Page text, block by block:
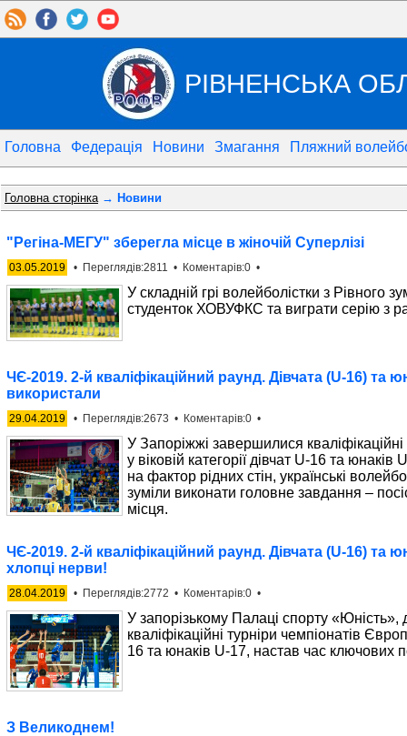
РІВНЕНСЬКА
Головна Федерація Новини Змагання Пляжний
Головна сторінка→ Новини
"Регіна-МЕГУ" зберегла місце в жіночій Суперлізі
03.05.2019 • Переглядів:2811 • Коментарів:0 •
У складній грі волейболістки з Рівного
студенток ХОВУФКС та виграти серію з
ЧЄ-2019. 2-й кваліфікаційний раунд. Дівчата (U-16) та
використали
29.04.2019 • Переглядів:2673 • Коментарів:0 •
У Запоріжжі завершилися
у віковій категорії дівчат U-16 та
на фактор рідних стін, українські
зуміли виконати головне завдання –
місця.
ЧЄ-2019. 2-й кваліфікаційний раунд. Дівчата (U-16) та
хлопці нерви!
28.04.2019 • Переглядів:2772 • Коментарів:0 •
У запорізькому Палаці спорту
кваліфікаційні турніри чемпіонатів
16 та юнаків U-17, настав час ключових
З Великоднем!